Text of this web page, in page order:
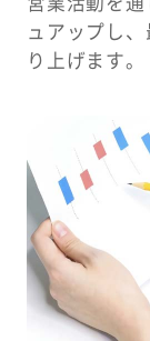
ュアップし
り上げます。